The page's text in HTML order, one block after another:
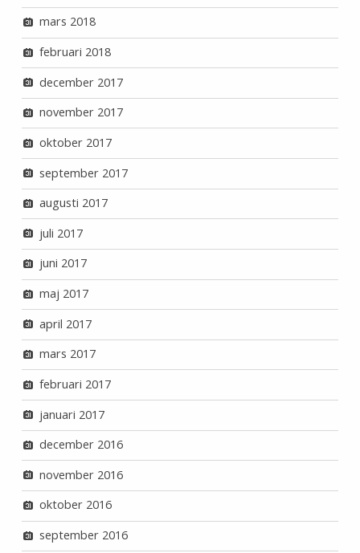
mars 2018
februari 2018
december 2017
november 2017
oktober 2017
september 2017
augusti 2017
juli 2017
juni 2017
maj 2017
april 2017
mars 2017
februari 2017
januari 2017
december 2016
november 2016
oktober 2016
september 2016